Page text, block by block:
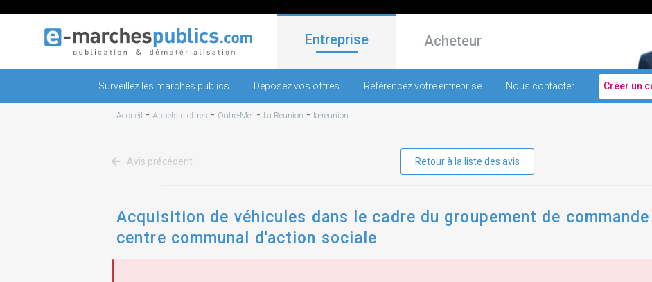
Entreprise Acheteur
Surveillez les marchés publics Déposez vos offres Référencez votre entreprise Nous contacter Créer un
Accueil - Appels d'offres - Outre-Mer - La Réunion - la-reunion
Avis précédent Retour à la liste des avis
Acquisition de véhicules dans le cadre du groupement de
centre communal d'action sociale